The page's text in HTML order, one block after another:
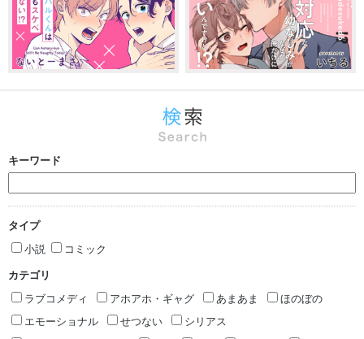
キーワード
タイプ
小説
コミック
カテゴリ
ラブコメディ
アホアホ・ギャグ あまあま
ほのぼの
エモーショナル
せつない
シリアス